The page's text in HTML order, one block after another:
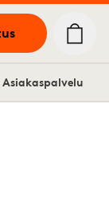
Asiakaspalvelu